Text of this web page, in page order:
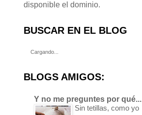
disponible el dominio.
BUSCAR EN EL BLOG
Cargando...
BLOGS AMIGOS:
Y no me preguntes por qué...
Sin tetillas, como yo